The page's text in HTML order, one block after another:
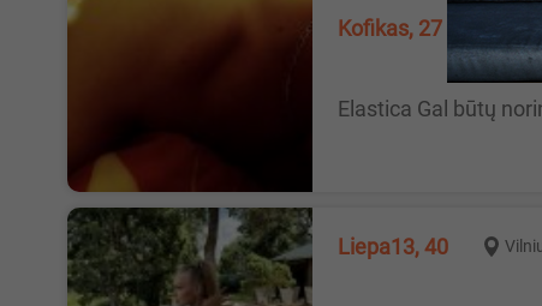
Kofikas, 27
Elastica Gal būtų
Liepa13, 40